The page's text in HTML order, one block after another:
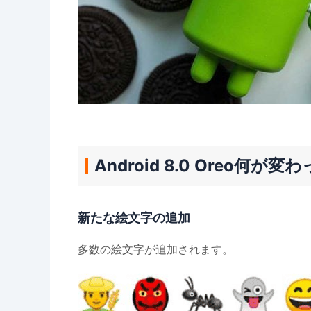
Android 8.0 Oreo何が変わ
新たな絵文字の追加
多数の絵文字が追加されます。